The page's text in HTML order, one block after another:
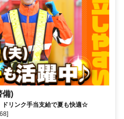
備)
ドリンク手当支給で夏も快適☆